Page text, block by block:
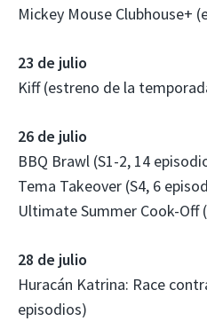
Mickey Mouse Clubhouse+
23 de julio
Kiff (estreno de la
26 de julio
BBQ Brawl (S1-2, 14
Tema Takeover (S4, 6
Ultimate Summer Cook-Off
28 de julio
Huracán Katrina: Race
episodios)